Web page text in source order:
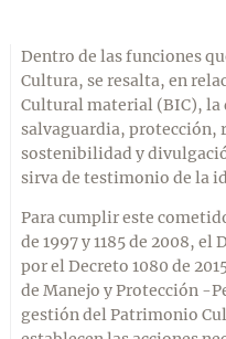
Dentro de las funciones
Cultura, se resalta, en
Cultural material (BIC), la
salvaguardia, protección,
sostenibilidad y
sirva de testimonio de la
Para cumplir este
de 1997 y 1185 de 2008,
por el Decreto 1080 de
de Manejo y Protección -
gestión del Patrimonio